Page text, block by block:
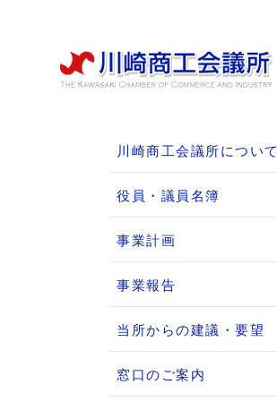
川崎商工会議所について
役員・議員名簿
事業計画
事業報告
当所からの建議・要望
窓口のご案内